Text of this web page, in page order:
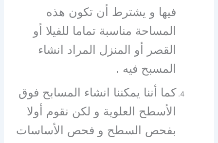
فيها و يشترط أن تكون هذه
المساحة مناسبة تماما للفيلا أو
القصر أو المنزل المراد انشاء
المسبح فيه .
كما أننا يمكننا انشاء المسابح فوق
الأسطح العلوية و لكن نقوم أولا
بفحص السطح و فحص الأساسات